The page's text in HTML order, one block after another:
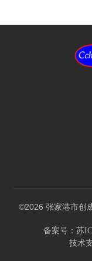
©2026 张家港市创
备案号：苏
技术